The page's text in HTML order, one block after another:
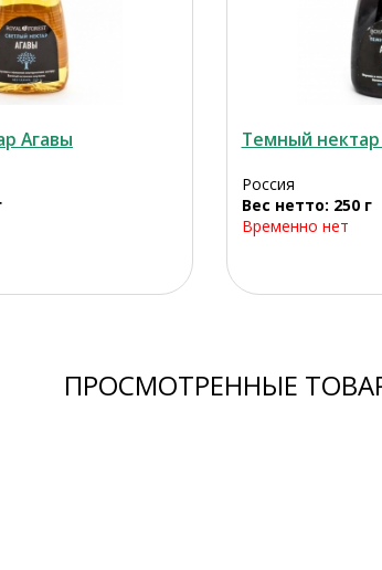
Агавы Темный нектар
Россия
Вес нетто: 250 г
Временно нет
ПРОСМОТРЕННЫЕ